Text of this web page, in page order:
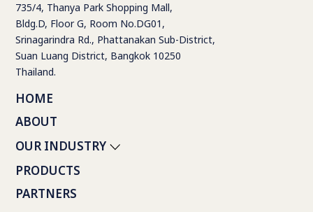
735/4, Thanya Park Shopping Mall,
Bldg.D, Floor G, Room No.DG01,
Srinagarindra Rd., Phattanakan Sub-District,
Suan Luang District, Bangkok 10250
Thailand.
HOME
ABOUT
OUR INDUSTRY
PRODUCTS
PARTNERS